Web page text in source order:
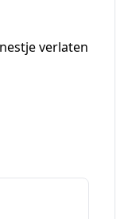
verlaten